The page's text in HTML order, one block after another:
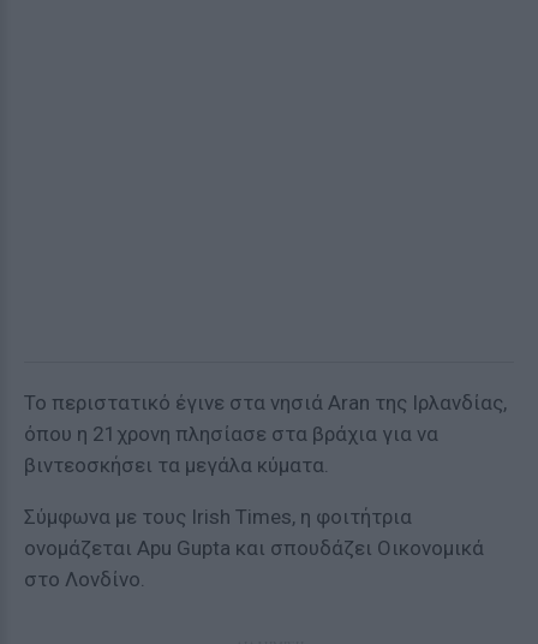
Το περιστατικό έγινε στα νησιά Aran της Ιρλανδίας,
όπου η 21χρονη πλησίασε στα βράχια για να
βιντεοσκήσει τα μεγάλα κύματα.
Σύμφωνα με τους Irish Times, η φοιτήτρια
ονομάζεται Apu Gupta και σπουδάζει Οικονομικά
στο Λονδίνο.